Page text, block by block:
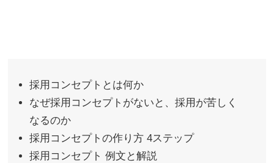
採用コンセプトとは何か
なぜ採用コンセプトがないと、採用が苦しく
なるのか
採用コンセプトの作り方 4ステップ
採用コンセプト 例文と解説